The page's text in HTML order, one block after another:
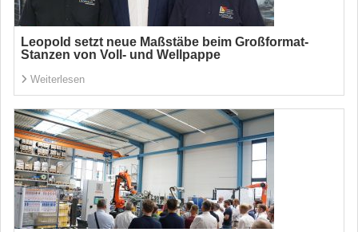
Leopold setzt neue Maßstäbe beim Großformat-
Stanzen von Voll- und Wellpappe
Weiterlesen